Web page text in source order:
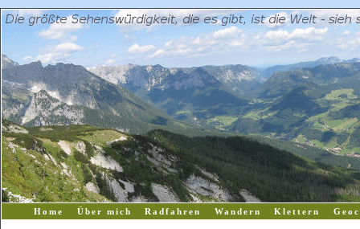
Home Über mich Radfahren Wandern Klettern